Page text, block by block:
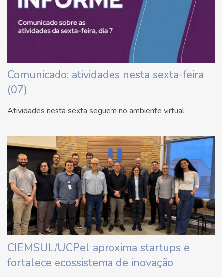
Comunicado: atividades nesta sexta-feira
(07)
Atividades nesta sexta seguem no ambiente virtual
CIEMSUL/UCPel aproxima startups e
fortalece ecossistema de inovação